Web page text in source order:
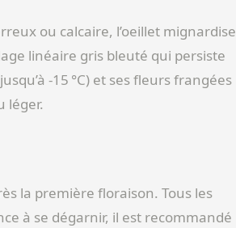
ou calcaire, l’oeillet mignardise
linéaire gris bleuté qui persiste
-15 °C) et ses fleurs frangées
léger.
la première floraison. Tous les
à se dégarnir, il est recommandé